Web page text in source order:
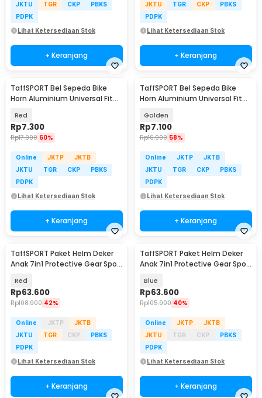
JKTU
TGR CKP
PBKS
PDPK
Lihat Ketersediaan Stok
+ Keranjang
JKTU
TGR CKP
PBKS
PDPK
Lihat Ketersediaan Stok
+ Keranjang
TaffSPORT Bel Sepeda Bike
Horn Aluminium Universal Fit
Red
Rp7.300
Rp17.900 60%
Online JKTP
JKTB
JKTU
TGR CKP
PBKS
PDPK
Lihat Ketersediaan Stok
+ Keranjang
TaffSPORT Bel Sepeda Bike
Horn Aluminium Universal Fit
Golden
Rp7.100
Rp16.900 58%
Online JKTP
JKTB
JKTU
TGR CKP
PBKS
PDPK
Lihat Ketersediaan Stok
+ Keranjang
TaffSPORT Paket Helm Deker
Anak 7in1 Protective Gear Sport
Red
Rp63.600
Rp108.900 42%
Online JKTP
JKTB
JKTU
TGR CKP
PBKS
PDPK
Lihat Ketersediaan Stok
+ Keranjang
TaffSPORT Paket Helm Deker
Anak 7in1 Protective Gear Sport
Blue
Rp63.600
Rp105.900 40%
Online JKTP
JKTB
JKTU
TGR CKP
PBKS
PDPK
Lihat Ketersediaan Stok
+ Keranjang